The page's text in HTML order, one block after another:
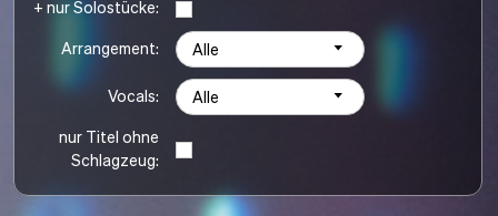
+ nur Solostücke:
Arrangement: Alle
Vocals: Alle
nur Titel ohne
Schlagzeug: